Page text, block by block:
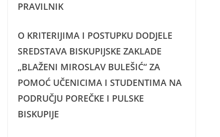
PRAVILNIK
O KRITERIJIMA I POSTUPKU DODJELE
SREDSTAVA BISKUPIJSKE ZAKLADE
„BLAŽENI MIROSLAV BULEŠIĆ“ ZA
POMOĆ UČENICIMA I STUDENTIMA NA
PODRUČJU POREČKE I PULSKE
BISKUPIJE